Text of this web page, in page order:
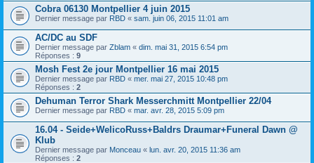
Cobra 06130 Montpellier 4 juin 2015
Dernier message par RBD « sam. juin 06, 2015 11:01 am
AC/DC au SDF
Dernier message par Zblam « dim. mai 31, 2015 6:54 pm
Réponses : 9
Mosh Fest 2e jour Montpellier 16 mai 2015
Dernier message par RBD « mer. mai 27, 2015 10:48 pm
Réponses : 2
Dehuman Terror Shark Messerchmitt Montpellier 22/04
Dernier message par RBD « mar. avr. 28, 2015 5:09 pm
16.04 - Seide+WelicoRuss+Baldrs Draumar+Funeral Dawn @
Klub
Dernier message par Monceau « lun. avr. 20, 2015 11:36 am
Réponses : 2